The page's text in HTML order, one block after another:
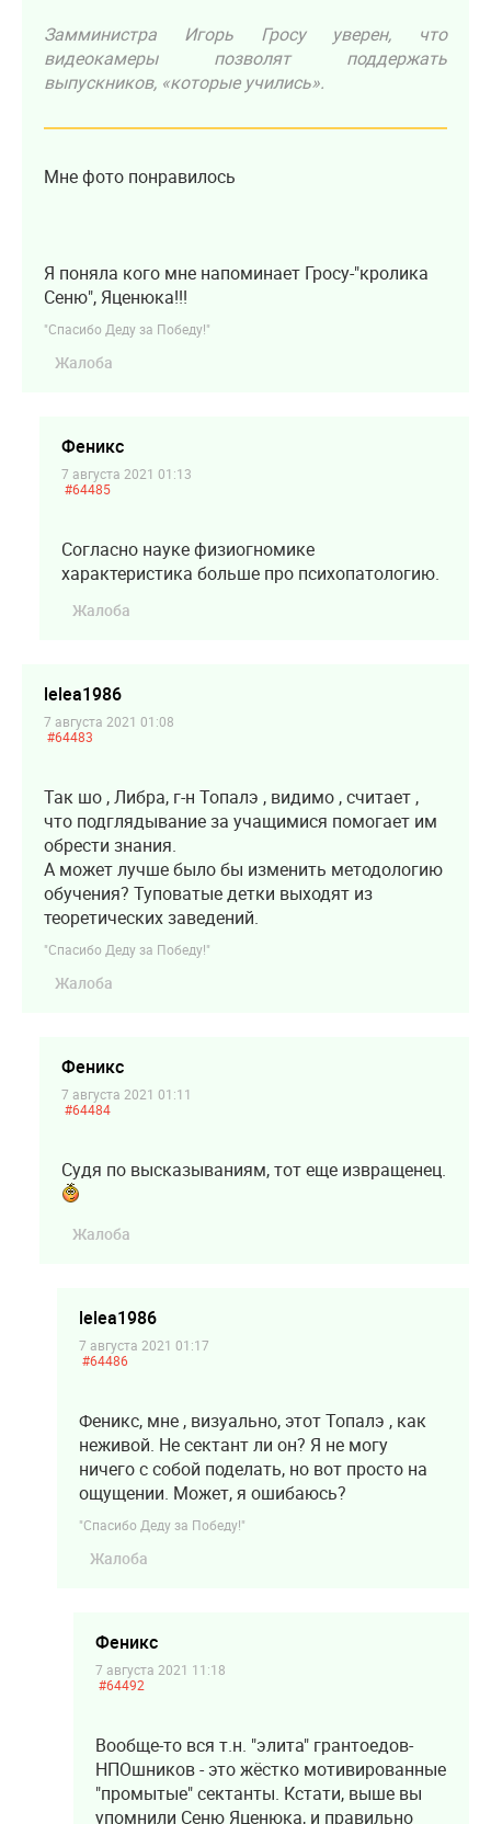
Замминистра Игорь Гросу уверен, что
видеокамеры позволят поддержать
выпускников, «которые учились».
Мне фото понравилось
Я поняла кого мне напоминает Гросу-"кролика
Сеню", Яценюка!!!
"Спасибо Деду за Победу!"
Жалоба
Феникс
7 августа 2021 01:13
#64485
Согласно науке физиогномике
характеристика больше про психопатологию.
Жалоба
lelea1986
7 августа 2021 01:08
#64483
Так шо , Либра, г-н Топалэ , видимо , считает ,
что подглядывание за учащимися помогает им
обрести знания.
А может лучше было бы изменить методологию
обучения? Туповатые детки выходят из
теоретических заведений.
"Спасибо Деду за Победу!"
Жалоба
Феникс
7 августа 2021 01:11
#64484
Судя по высказываниям, тот еще извращенец.
Жалоба
lelea1986
7 августа 2021 01:17
#64486
Феникс, мне , визуально, этот Топалэ , как
неживой. Не сектант ли он? Я не могу
ничего с собой поделать, но вот просто на
ощущении. Может, я ошибаюсь?
"Спасибо Деду за Победу!"
Жалоба
Феникс
7 августа 2021 11:18
#64492
Вообще-то вся т.н. "элита" грантоедов-
НПОшников - это жёстко мотивированные
"промытые" сектанты. Кстати, выше вы
упомнили Сеню Яценюка, и правильно